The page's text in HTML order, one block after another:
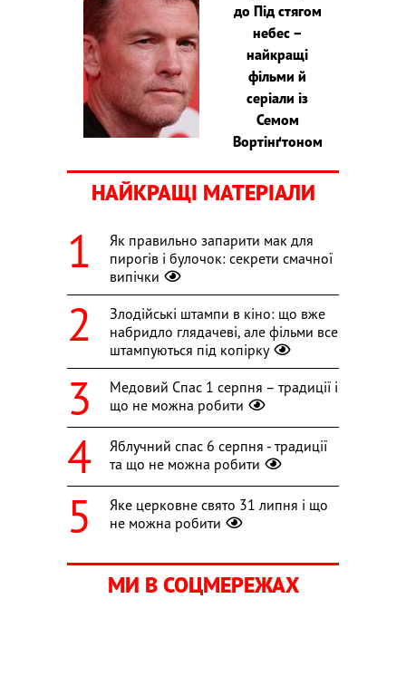
до Під стягом
небес –
найкращі
фільми й
серіали із
Семом
Вортінґтоном
НАЙКРАЩІ МАТЕРІАЛИ
Як правильно запарити мак для
пирогів і булочок: секрети смачної
випічки
Злодійські штампи в кіно: що вже
набридло глядачеві, але фільми все
штампуються під копірку
Медовий Спас 1 серпня – традиції і
що не можна робити
Яблучний спас 6 серпня - традиції
та що не можна робити
Яке церковне свято 31 липня і що
не можна робити
МИ В СОЦМЕРЕЖАХ